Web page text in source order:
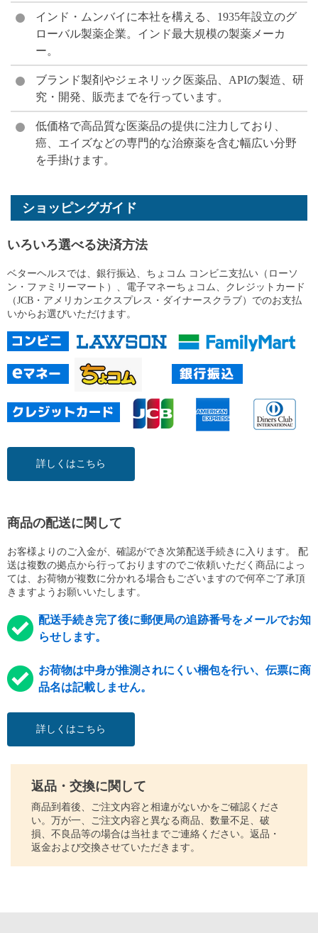
インド・ムンバイに本社を構える、1935年設立のグ
ローバル製薬企業。インド最大規模の製薬メーカ
ー。
ブランド製剤やジェネリック医薬品、APIの製造、研
究・開発、販売までを行っています。
低価格で高品質な医薬品の提供に注力しており、
癌、エイズなどの専門的な治療薬を含む幅広い分野
を手掛けます。
ショッピングガイド
いろいろ選べる決済方法
ベターヘルスでは、銀行振込、ちょコム コンビニ支払い（ローソ
ン・ファミリーマート）、電子マネーちょコム、クレジットカード
（JCB・アメリカンエクスプレス・ダイナースクラブ）でのお支払
いからお選びいただけます。
詳しくはこちら
商品の配送に関して
お客様よりのご入金が、確認ができ次第配送手続きに入ります。 配
送は複数の拠点から行っておりますのでご依頼いただく商品によっ
ては、お荷物が複数に分かれる場合もございますので何卒ご了承頂
きますようお願いいたします。
配送手続き完了後に郵便局の追跡番号をメールでお知
らせします。
お荷物は中身が推測されにくい梱包を行い、伝票に商
品名は記載しません。
詳しくはこちら
返品・交換に関して
商品到着後、ご注文内容と相違がないかをご確認くださ
い。万が一、ご注文内容と異なる商品、数量不足、破
損、不良品等の場合は当社までご連絡ください。返品・
返金および交換させていただきます。